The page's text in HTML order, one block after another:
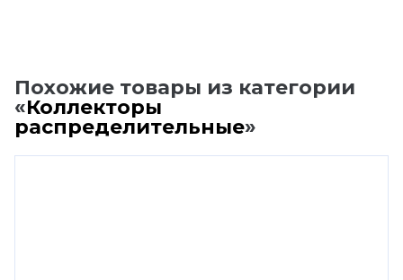
Похожие товары из категории
«Коллекторы
распределительные»